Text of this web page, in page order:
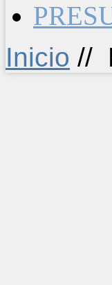
Inicio //